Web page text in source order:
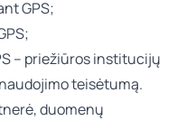
GPS;
– priežiūros institucijų
teisėtumą.
duomenų